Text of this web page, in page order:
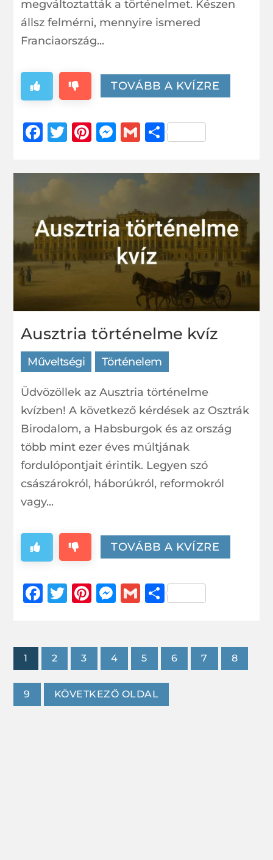
megváltoztatták a történelmet. Készen
állsz felmérni, mennyire ismered
Franciaország...
TOVÁBB A KVÍZRE
Facebook
Twitter
Pinterest
Messenger
GmailOssza
Ausztria történelme kvíz
Műveltségi Történelem
Üdvözöllek az Ausztria történelme
kvízben! A következő kérdések az Osztrák
Birodalom, a Habsburgok és az ország
több mint ezer éves múltjának
fordulópontjait érintik. Legyen szó
császárokról, háborúkról, reformokról
vagy...
TOVÁBB A KVÍZRE
Facebook
Twitter
Pinterest
Messenger
GmailOssza
1 2 3 4 5 6 7 8
9 KÖVETKEZŐ OLDAL